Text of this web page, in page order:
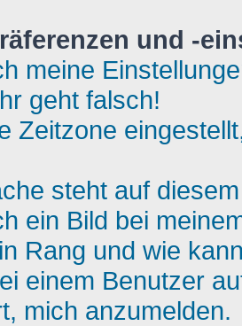
und -
meine
geht falsch!
Zeitzone
steht auf
ein Bild bei
Rang und wie
einem Benutzer
mich anzumelden.